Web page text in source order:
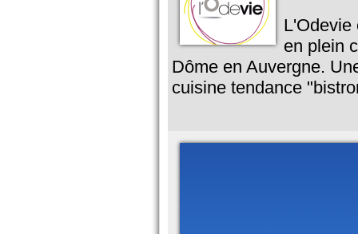
L'Odevie
en plein
Dôme en Auvergne.
cuisine tendance